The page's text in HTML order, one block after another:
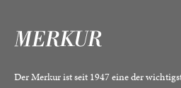
Der Merkur ist seit 1947 eine der